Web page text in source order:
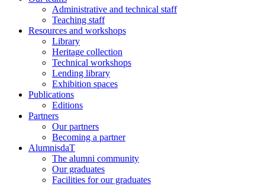
Administrative and technical staff
Teaching staff
Resources and workshops
Library
Heritage collection
Technical workshops
Lending library
Exhibition spaces
Publications
Editions
Partners
Our partners
Becoming a partner
AlumnisdaT
The alumni community
Our graduates
Facilities for our graduates